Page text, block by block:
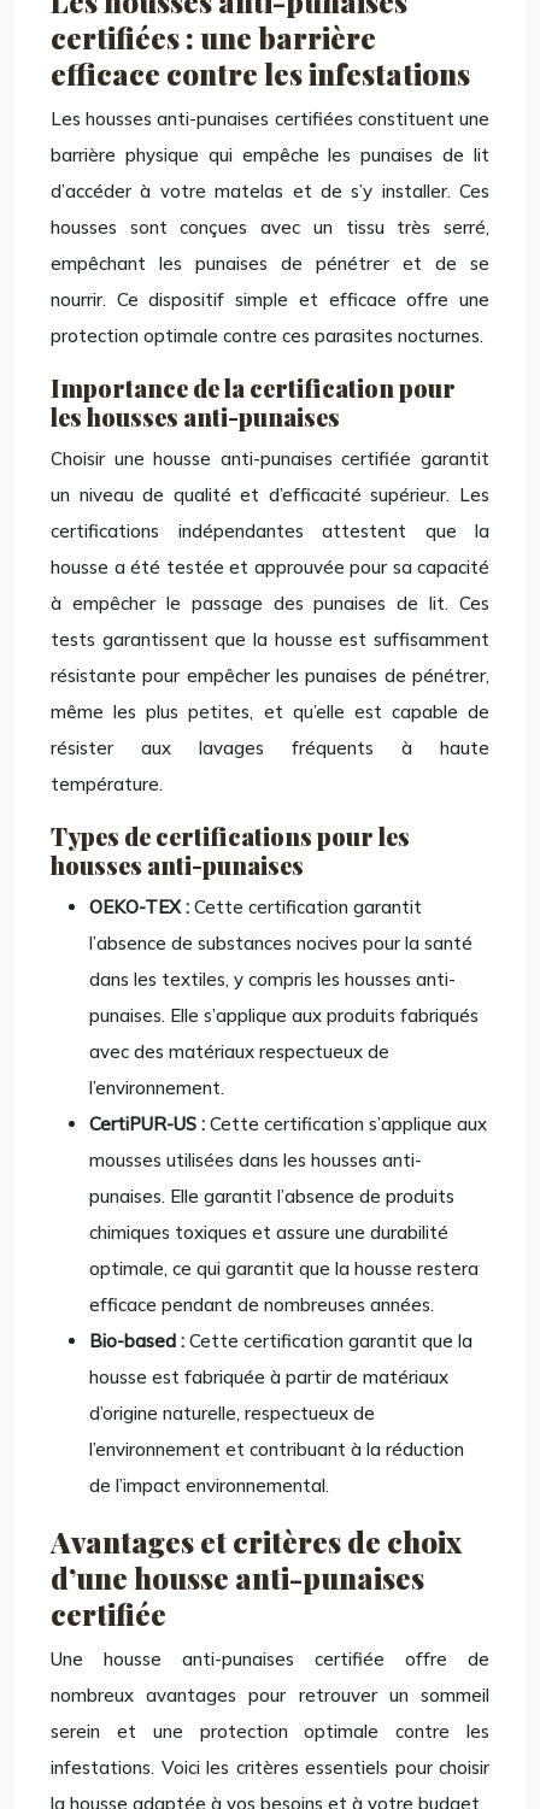
certifiées : une barrière
efficace contre les infestations
Les housses anti-punaises certifiées constituent une
barrière physique qui empêche les punaises de lit
d’accéder à votre matelas et de s’y installer. Ces
housses sont conçues avec un tissu très serré,
empêchant les punaises de pénétrer et de se
nourrir. Ce dispositif simple et efficace offre une
protection optimale contre ces parasites nocturnes.
Importance de la certification pour
les housses anti-punaises
Choisir une housse anti-punaises certifiée garantit
un niveau de qualité et d’efficacité supérieur. Les
certifications indépendantes attestent que la
housse a été testée et approuvée pour sa capacité
à empêcher le passage des punaises de lit. Ces
tests garantissent que la housse est suffisamment
résistante pour empêcher les punaises de pénétrer,
même les plus petites, et qu’elle est capable de
résister aux lavages fréquents à haute
température.
Types de certifications pour les
housses anti-punaises
OEKO-TEX : Cette certification garantit
l’absence de substances nocives pour la santé
dans les textiles, y compris les housses anti-
punaises. Elle s’applique aux produits fabriqués
avec des matériaux respectueux de
l’environnement.
CertiPUR-US : Cette certification s’applique aux
mousses utilisées dans les housses anti-
punaises. Elle garantit l’absence de produits
chimiques toxiques et assure une durabilité
optimale, ce qui garantit que la housse restera
efficace pendant de nombreuses années.
Bio-based : Cette certification garantit que la
housse est fabriquée à partir de matériaux
d’origine naturelle, respectueux de
l’environnement et contribuant à la réduction
de l’impact environnemental.
Avantages et critères de choix
d’une housse anti-punaises
certifiée
Une housse anti-punaises certifiée offre de
nombreux avantages pour retrouver un sommeil
serein et une protection optimale contre les
infestations. Voici les critères essentiels pour choisir
la housse adaptée à vos besoins et à votre budget.